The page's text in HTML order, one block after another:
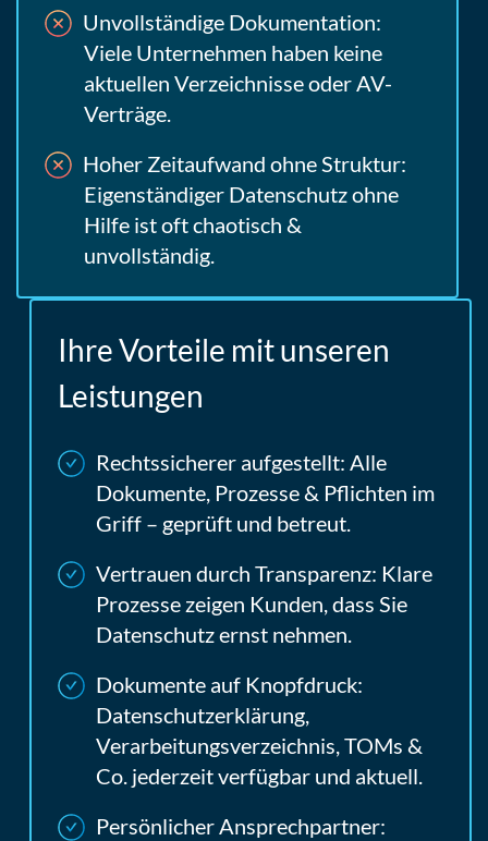
Unvollständige Dokumentation:
Viele Unternehmen haben keine
aktuellen Verzeichnisse oder AV-
Verträge.
Hoher Zeitaufwand ohne Struktur:
Eigenständiger Datenschutz ohne
Hilfe ist oft chaotisch &
unvollständig.
Ihre Vorteile mit unseren
Leistungen
Rechtssicherer aufgestellt: Alle
Dokumente, Prozesse & Pflichten im
Griff – geprüft und betreut.
Vertrauen durch Transparenz: Klare
Prozesse zeigen Kunden, dass Sie
Datenschutz ernst nehmen.
Dokumente auf Knopfdruck:
Datenschutzerklärung,
Verarbeitungsverzeichnis, TOMs &
Co. jederzeit verfügbar und aktuell.
Persönlicher Ansprechpartner: